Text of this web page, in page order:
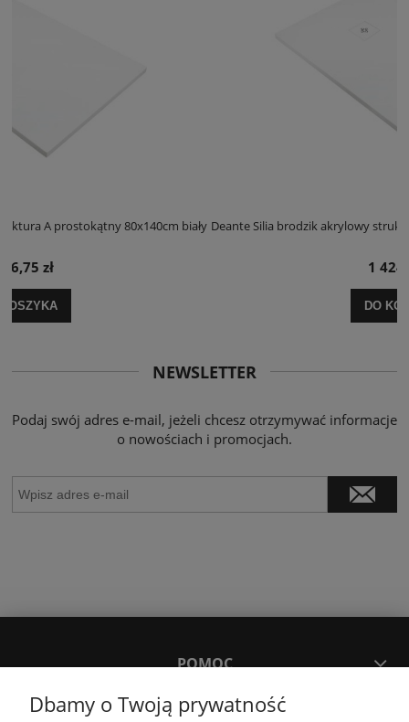
biały Deante Silia brodzik akrylowy struktura A prostokątny 100x120cm
NEWSLETTER
Podaj swój adres e-mail, jeżeli chcesz otrzymywać informacje
o nowościach i promocjach.
POMOC
Dbamy o Twoją prywatność